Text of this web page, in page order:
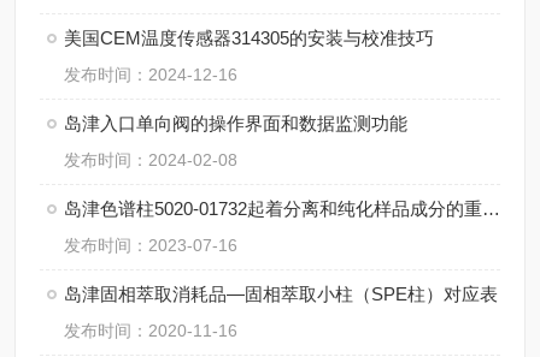
美国CEM温度传感器314305的安装与校准技巧
发布时间：2024-12-16
岛津入口单向阀的操作界面和数据监测功能
发布时间：2024-02-08
岛津色谱柱5020-01732起着分离和纯化样品成分的重要作用
发布时间：2023-07-16
岛津固相萃取消耗品—固相萃取小柱（SPE柱）对应表
发布时间：2020-11-16